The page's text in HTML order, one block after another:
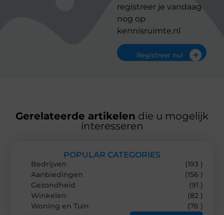
registreer je vandaag
nog op
kennisruimte.nl
Registreer nu!
Gerelateerde artikelen die u mogelijk
interesseren
POPULAR CATEGORIES
Bedrijven
(193 )
Aanbiedingen
(156 )
Gezondheid
(91 )
Winkelen
(82 )
Woning en Tuin
(76 )